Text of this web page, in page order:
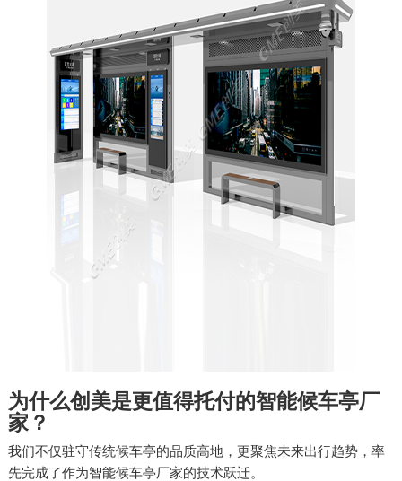
为什么创美是更值得托付的智能候车亭厂
家？
我们不仅驻守传统候车亭的品质高地，更聚焦未来出行趋势，率
先完成了作为智能候车亭厂家的技术跃迁。